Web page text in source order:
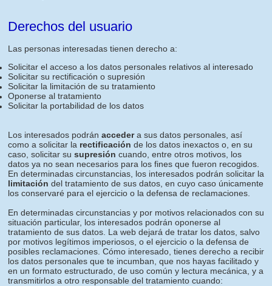
Derechos del usuario
Las personas interesadas tienen derecho a:
Solicitar el acceso a los datos personales relativos al interesado
Solicitar su rectificación o supresión
Solicitar la limitación de su tratamiento
Oponerse al tratamiento
Solicitar la portabilidad de los datos
Los interesados podrán accedera sus datos personales, así
como a solicitar la rectificación de los datos inexactos o, en su
caso, solicitar su supresión cuando, entre otros motivos, los
datos ya no sean necesarios para los fines que fueron recogidos.
En determinadas circunstancias, los interesados podrán solicitar la
limitación del tratamiento de sus datos, en cuyo caso únicamente
los conservaré para el ejercicio o la defensa de reclamaciones.
En determinadas circunstancias y por motivos relacionados con su
situación particular, los interesados podrán oponerse al
tratamiento de sus datos. La web dejará de tratar los datos, salvo
por motivos legítimos imperiosos, o el ejercicio o la defensa de
posibles reclamaciones. Cómo interesado, tienes derecho a recibir
los datos personales que te incumban, que nos hayas facilitado y
en un formato estructurado, de uso común y lectura mecánica, y a
transmitirlos a otro responsable del tratamiento cuando: